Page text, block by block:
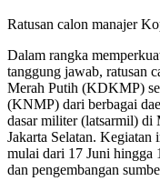
Ratusan calon manajer
Dalam rangka
tanggung jawab, ratusan
Merah Putih (KDKMP)
(KNMP) dari berbagai
dasar militer (latsarmil)
Jakarta Selatan. Kegiatan
mulai dari 17 Juni hingga
dan pengembangan